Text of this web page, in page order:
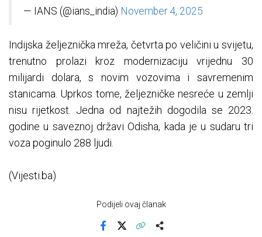
— IANS (@ians_india) November 4, 2025
Indijska željeznička mreža, četvrta po veličini u svijetu,
trenutno prolazi kroz modernizaciju vrijednu 30
milijardi dolara, s novim vozovima i savremenim
stanicama. Uprkos tome, željezničke nesreće u zemlji
nisu rijetkost. Jedna od najtežih dogodila se 2023.
godine u saveznoj državi Odisha, kada je u sudaru tri
voza poginulo 288 ljudi.
(Vijesti.ba)
Podijeli ovaj članak